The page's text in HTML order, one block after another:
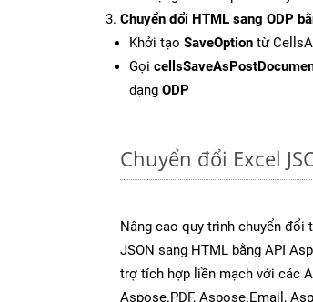
Chuyển đổi HTML sang ODP
Khởi tạo SaveOption từ
Gọi
dạng ODP
Chuyển đổi Excel
Nâng cao quy trình chuyển đổi
JSON sang HTML bằng API
trợ tích hợp liền mạch với các
Aspose.PDF, Aspose.Email,